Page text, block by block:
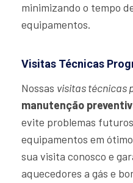
minimizando o tempo
equipamentos.
Visitas Técnicas
Nossas visitas técnicas
manutenção
evite problemas
equipamentos em
sua visita conosco e
aquecedores a gás e